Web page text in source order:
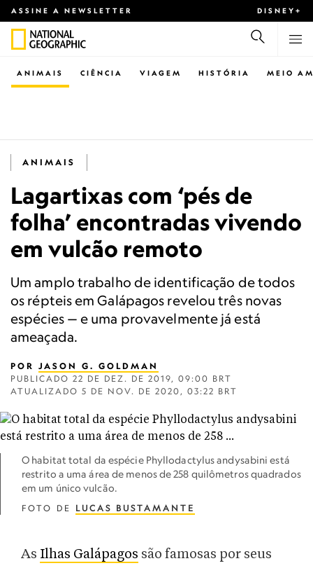
ASSINE A NEWSLETTER DISNEY+
CIÊNCIA VIAGEM
ANIMAIS HISTÓRIA MEIO
ANIMAIS
Lagartixas com ‘pés de
folha’ encontradas vivendo
em vulcão remoto
Um amplo trabalho de identificação de todos
os répteis em Galápagos revelou três novas
espécies — e uma provavelmente já está
ameaçada.
POR JASON G. GOLDMAN
PUBLICADO 22 DE DEZ. DE 2019, 09:00 BRT
ATUALIZADO 5 DE NOV. DE 2020, 03:22 BRT
O habitat total da espécie Phyllodactylus andysabini está
restrito a uma área de menos de 258 quilômetros quadrados
em um único vulcão.
FOTO DE LUCAS BUSTAMANTE
As Ilhas Galápagos são famosas por seus